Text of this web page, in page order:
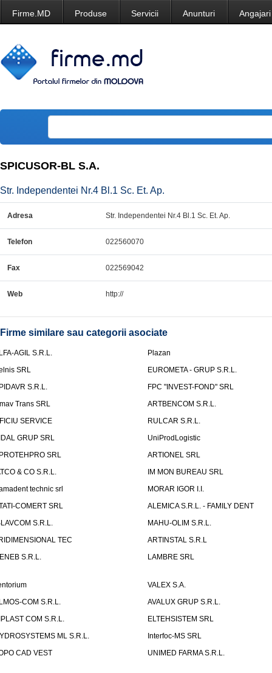
Firme.MD Produse Servicii Anunturi Angajari
SPICUSOR-BL S.A.
Str. Independentei Nr.4 Bl.1 Sc. Et. Ap.
Adresa Str. Independentei Nr.4 Bl.1 Sc. Et. Ap.
Telefon 022560070
Fax 022569042
Web http://
Firme similare sau categorii asociate
AGIL S.R.L.
Plazan
SRL
EUROMETA - GRUP S.R.L.
S.R.L.
FPC "INVEST-FOND" SRL
Trans SRL
ARTBENCOM S.R.L.
SERVICE
RULCAR S.R.L.
GRUP SRL
UniProdLogistic
SRL
ARTIONEL SRL
& CO S.R.L.
IM MON BUREAU SRL
technic srl
MORAR IGOR I.I.
COMERT SRL
ALEMICA S.R.L. - FAMILY DENT
S.R.L.
MAHU-OLIM S.R.L.
TEC
ARTINSTAL S.R.L
S.R.L.
LAMBRE SRL
VALEX S.A.
COM S.R.L.
AVALUX GRUP S.R.L.
COM S.R.L.
ELTEHSISTEM SRL
ML S.R.L.
Interfoc-MS SRL
CAD VEST
UNIMED FARMA S.R.L.